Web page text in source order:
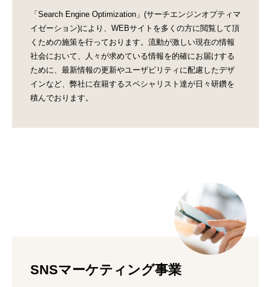
「Search Engine Optimization」(サーチエンジンオプティマ
イゼーション)により、WEBサイトを多くの方に閲覧して頂
くための施策を行っております。流動が激しい現在の情報
社会において、人々が求めている情報を的確にお届けする
ために、最新情報の更新やユーザビリティに配慮したデザ
インなど、弊社に在籍するスペシャリスト達が日々研鑽を
積んでおります。
SNSマーケティング事業